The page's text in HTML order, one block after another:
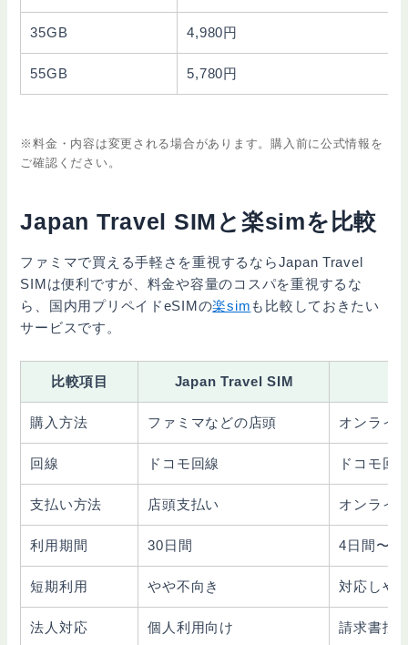
35GB 4,980円
55GB 5,780円
※料金・内容は変更される場合があります。購入前に公式情報を
ご確認ください。
Japan Travel SIMと楽simを比較
ファミマで買える手軽さを重視するならJapan Travel
SIMは便利ですが、料金や容量のコスパを重視するな
ら、国内用プリペイドeSIMの楽sim も比較しておきたい
サービスです。
比較項目 Japan Travel SIM
購入方法 ファミマなどの店頭 オンライ
回線 ドコモ回線 ドコモ回
支払い方法 店頭支払い オンライ
利用期間 30日間 4日間〜
短期利用 やや不向き 対応しや
法人対応 個人利用向け 請求書払